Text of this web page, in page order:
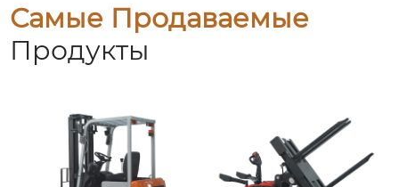
Самые Продаваемые
Продукты